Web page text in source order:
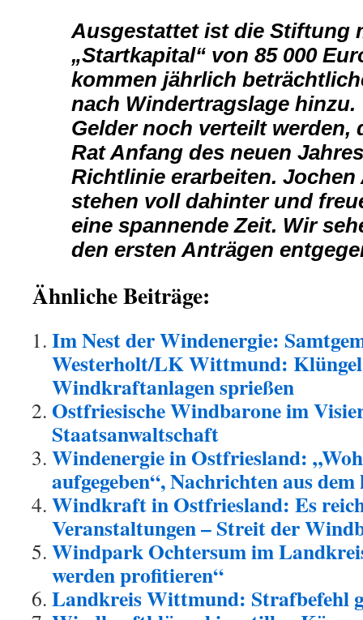
Ausgestattet ist die Stiftung
„Startkapital“ von 85 000
kommen jährlich
nach Windertragslage hinzu.
Gelder noch verteilt werden,
Rat Anfang des neuen
Richtlinie erarbeiten. Jochen
stehen voll dahinter und
eine spannende Zeit. Wir
den ersten Anträgen
Ähnliche Beiträge:
Im Nest der Windenergie:
Westerholt/LK Wittmund:
Windkraftanlagen sprießen
Ostfriesische Windbarone im
Staatsanwaltschaft
Windenergie in Ostfriesland:
aufgegeben“, Nachrichten aus
Windkraft in Ostfriesland: Es
Veranstaltungen – Streit der
Windpark Ochtersum im
werden profitieren“
Landkreis Wittmund: Strafbefehl